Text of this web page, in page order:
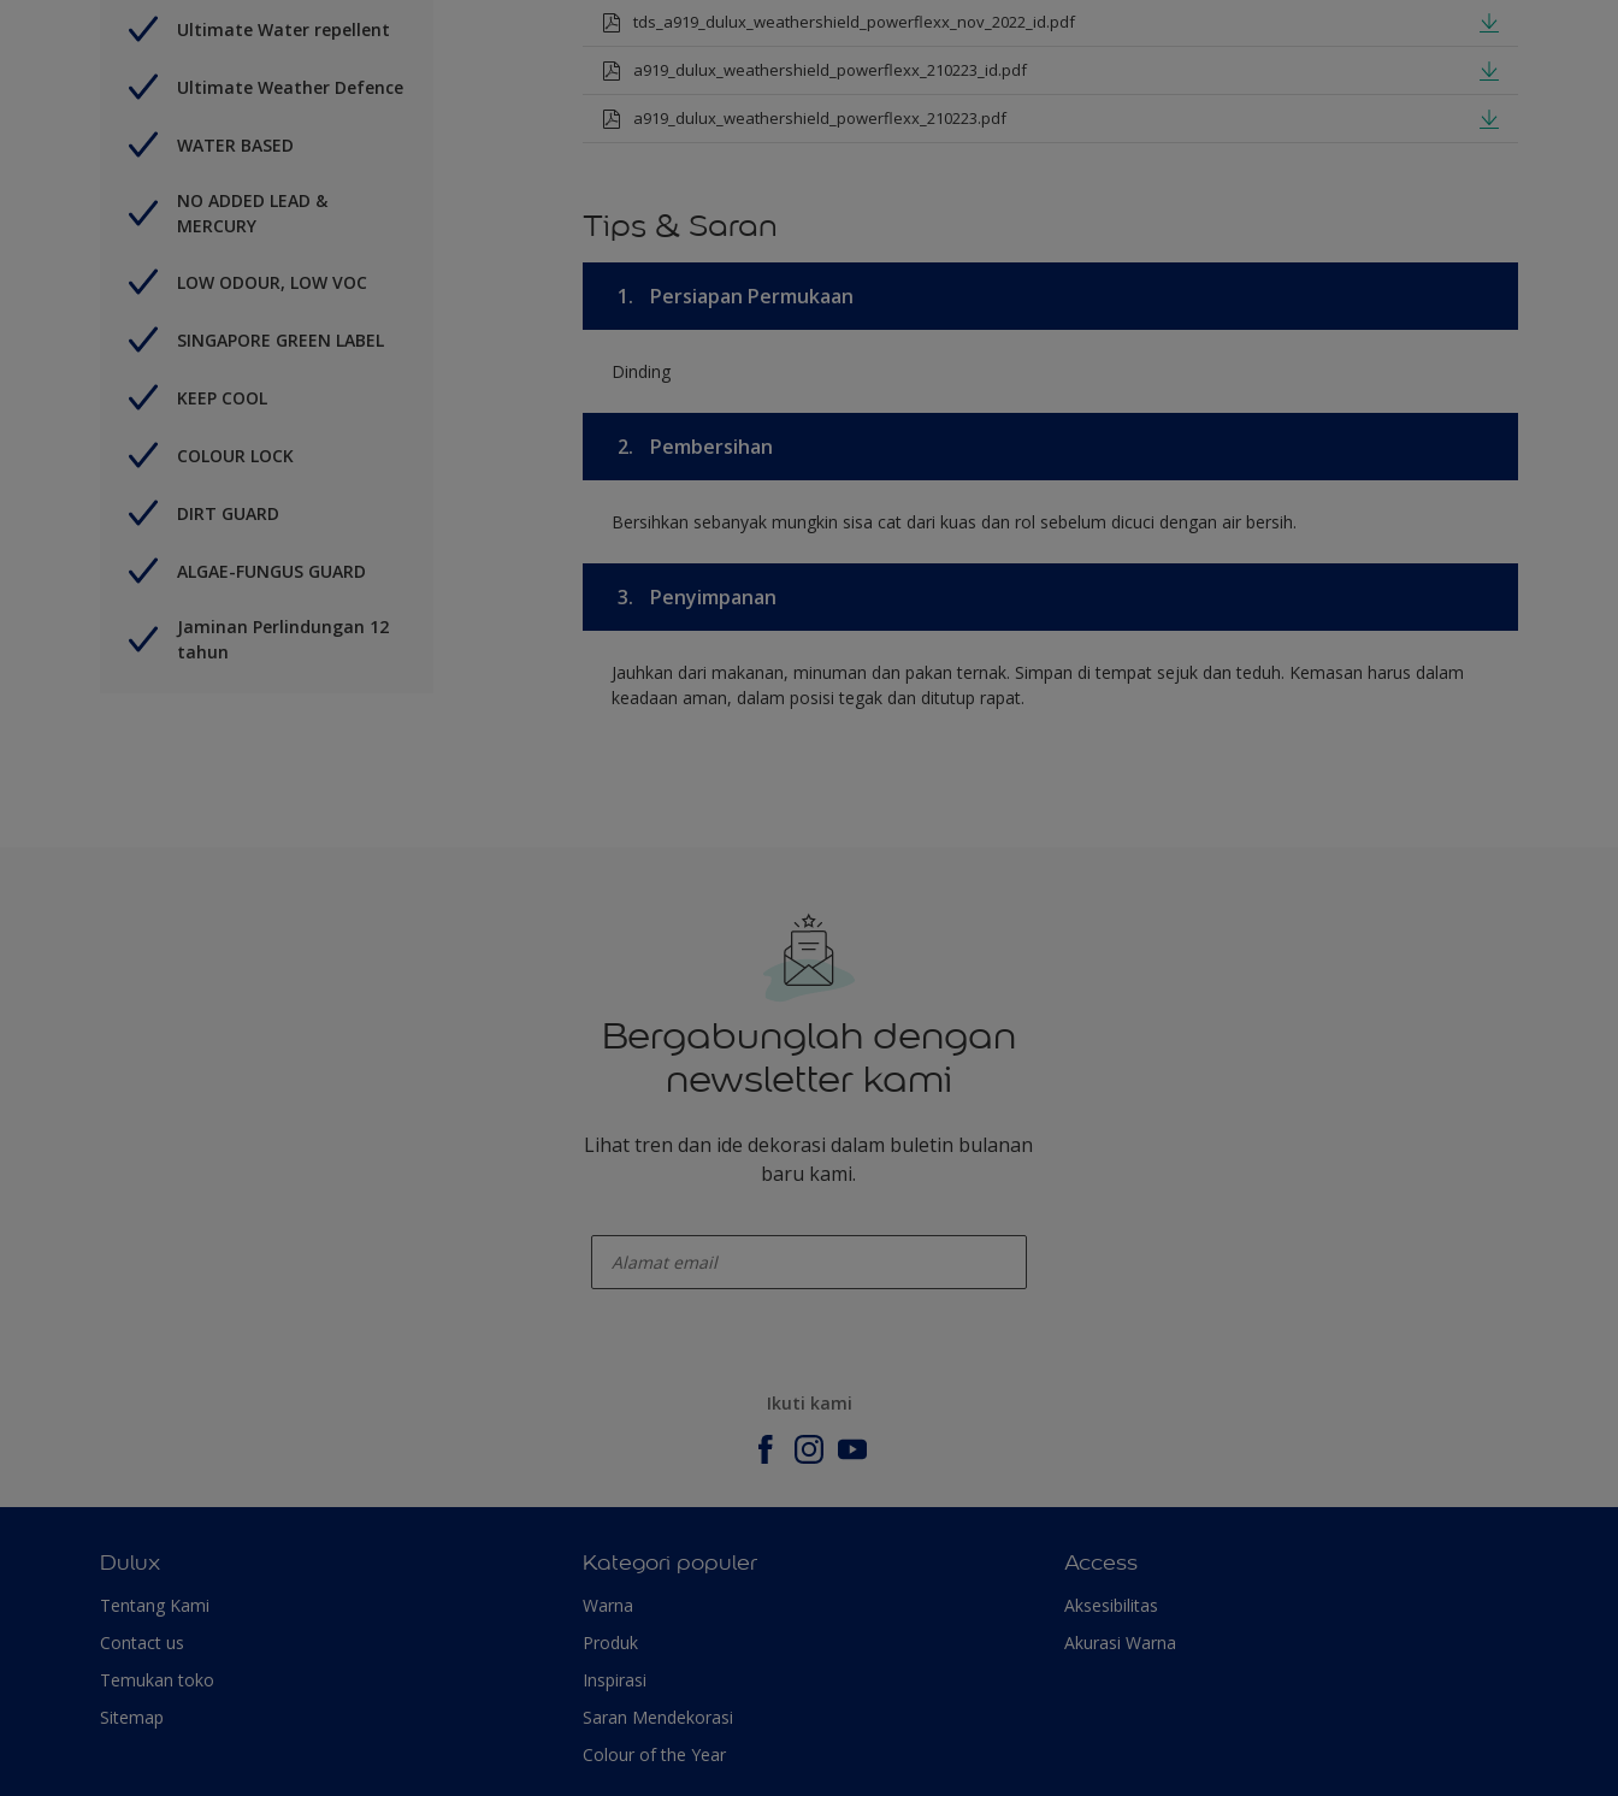
Ultimate Water repellent
Ultimate Weather Defence
WATER BASED
NO ADDED LEAD &
MERCURY
LOW ODOUR, LOW VOC
SINGAPORE GREEN LABEL
KEEP COOL
COLOUR LOCK
DIRT GUARD
ALGAE-FUNGUS GUARD
Jaminan Perlindungan 12
tahun
tds_a919_dulux_weathershield_powerflexx_nov_2022_id.pdf
a919_dulux_weathershield_powerflexx_210223_id.pdf
a919_dulux_weathershield_powerflexx_210223.pdf
Tips & Saran
1. Persiapan Permukaan
Dinding
2. Pembersihan
Bersihkan sebanyak mungkin sisa cat dari kuas dan rol sebelum dicuci dengan air bersih.
3. Penyimpanan
Jauhkan dari makanan, minuman dan pakan ternak. Simpan di tempat sejuk dan teduh. Kemasan harus dalam
keadaan aman, dalam posisi tegak dan ditutup rapat.
Bergabunglah dengan
newsletter kami
Lihat tren dan ide dekorasi dalam buletin bulanan
baru kami.
Ikuti kami
Dulux
Tentang Kami
Contact us
Temukan toko
Sitemap
Kategori populer
Warna
Produk
Inspirasi
Saran Mendekorasi
Colour of the Year
Access
Aksesibilitas
Akurasi Warna